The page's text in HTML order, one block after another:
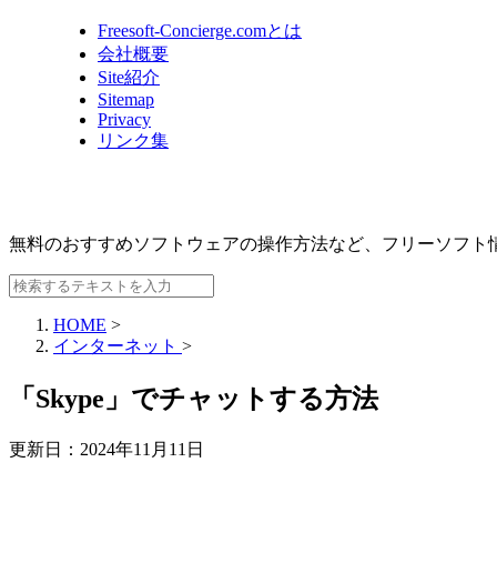
Freesoft-Concierge.comとは
会社概要
Site紹介
Sitemap
Privacy
リンク集
無料のおすすめソフトウェアの操作方法など、 フリーソフト
HOME >
インターネット >
「Skype」でチャットする方法
更新日： 2024年11月11日